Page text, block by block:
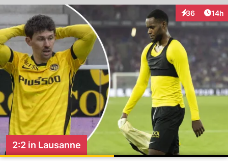
36
Interaktionen
14h
2:2 in Lausanne